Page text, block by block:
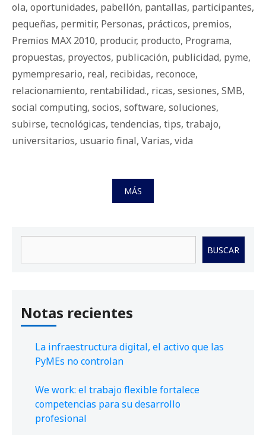
ola, oportunidades, pabellón, pantallas, participantes,
pequeñas, permitir, Personas, prácticos, premios,
Premios MAX 2010, producir, producto, Programa,
propuestas, proyectos, publicación, publicidad, pyme,
pymempresario, real, recibidas, reconoce,
relacionamiento, rentabilidad., ricas, sesiones, SMB,
social computing, socios, software, soluciones,
subirse, tecnológicas, tendencias, tips, trabajo,
universitarios, usuario final, Varias, vida
MÁS
BUSCAR
Notas recientes
La infraestructura digital, el activo que las
PyMEs no controlan
We work: el trabajo flexible fortalece
competencias para su desarrollo
profesional